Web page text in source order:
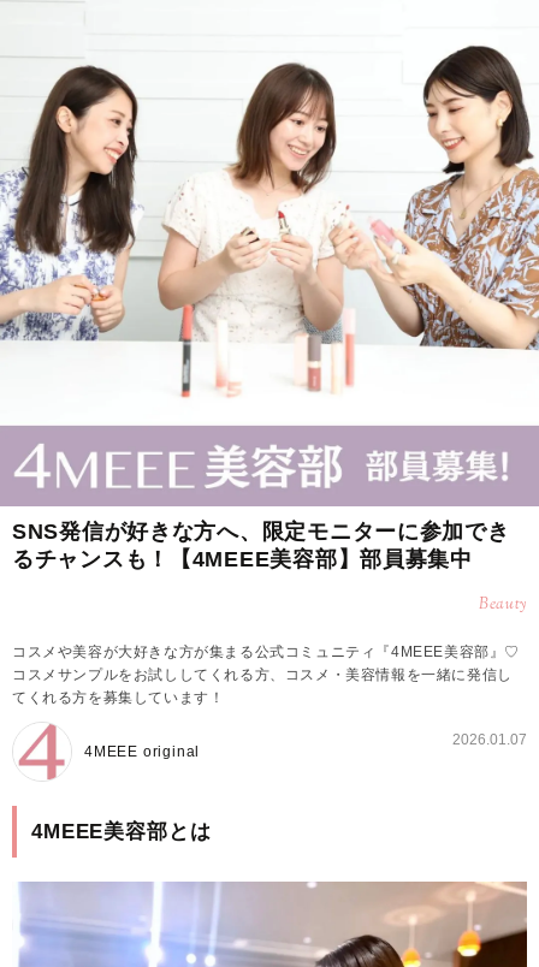
SNS発信が好きな方へ、限定モニターに参加でき
るチャンスも！【4MEEE美容部】部員募集中
Beauty
コスメや美容が大好きな方が集まる公式コミュニティ『4MEEE美容部』♡
コスメサンプルをお試ししてくれる方、コスメ・美容情報を一緒に発信し
てくれる方を募集しています！
4MEEE original
2026.01.07
4MEEE美容部とは